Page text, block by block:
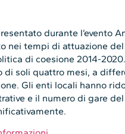
durante l’evento
nei tempi di attuazione
di coesione 2014-
di soli quattro mesi, a
Gli enti locali hanno
e il numero di gare